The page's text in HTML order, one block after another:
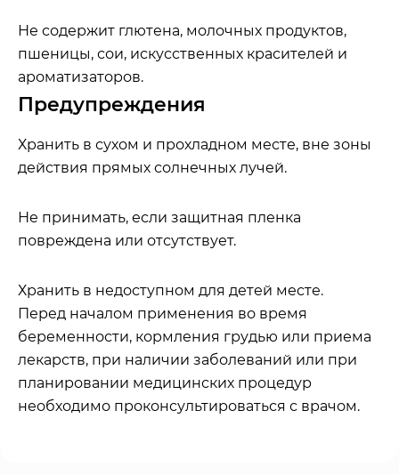
Не содержит глютена, молочных продуктов,
пшеницы, сои, искусственных красителей и
ароматизаторов.
Предупреждения
Хранить в сухом и прохладном месте, вне зоны
действия прямых солнечных лучей.
Не принимать, если защитная пленка
повреждена или отсутствует.
Хранить в недоступном для детей месте.
Перед началом применения во время
беременности, кормления грудью или приема
лекарств, при наличии заболеваний или при
планировании медицинских процедур
необходимо проконсультироваться с врачом.